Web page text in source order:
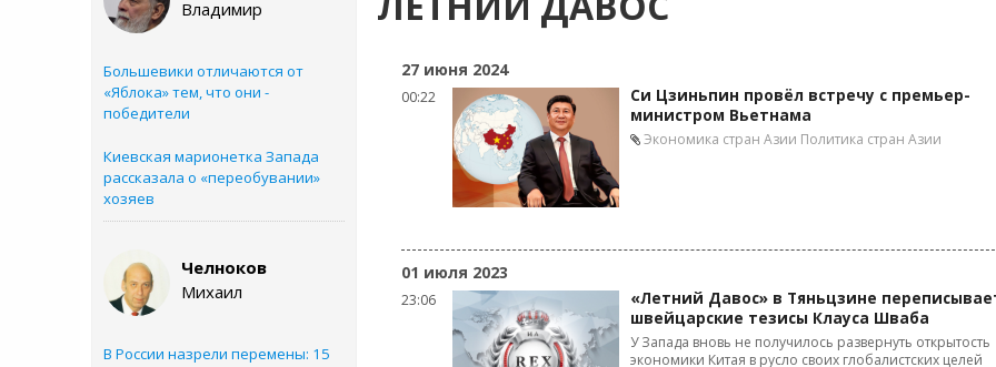
Владимир
Большевики отличаются от
«Яблока» тем, что они -
победители
Киевская марионетка Запада
рассказала о «переобувании»
хозяев
Челноков
Михаил
В России назрели перемены: 15
27 июня 2024
00:22
Си Цзиньпин провёл встречу с премьер-
министром Вьетнама
Экономика стран Азии Политика стран Азии
01 июля 2023
23:06
«Летний Давос» в Тяньцзине
швейцарские тезисы Клауса Шваба
У Запада вновь не получилось развернуть открытость
экономики Китая в русло своих глобалистских целей